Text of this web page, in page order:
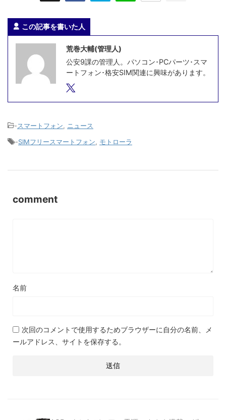
この記事を書いた人
荒巻大輔(管理人)
公安9課の管理人。パソコン･PCパーツ･スマ
ートフォン･格安SIM関連に興味があります。
-スマートフォン
ニュース
-SIMフリースマートフォン モトローラ
comment
名前
次回のコメントで使用するためブラウザーに自分の名前、メ
ールアドレス、サイトを保存する。